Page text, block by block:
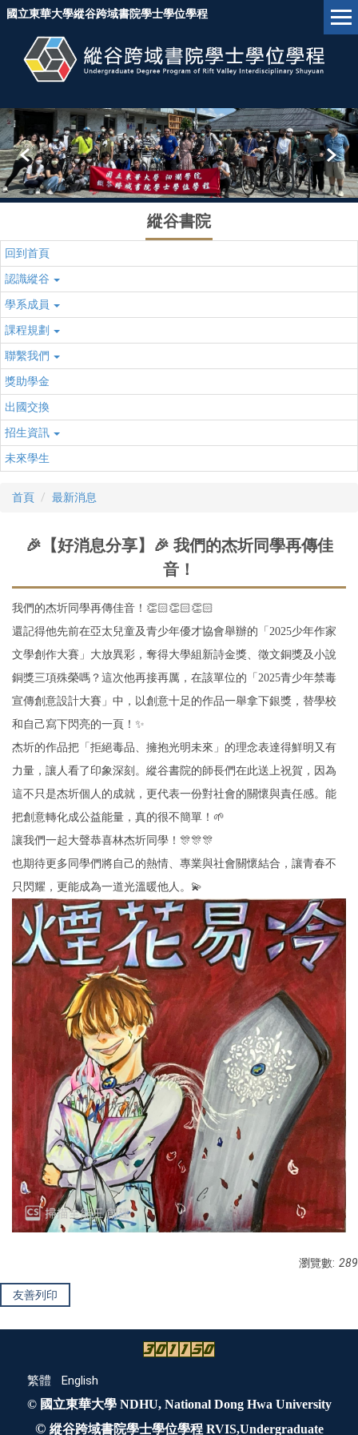
跳
區
塊
國立東華大學縱谷跨域書院學士學位學程
縱谷書院
回到首頁
認識縱谷
學系成員
課程規劃
聯繫我們
獎助學金
出國交換
招生資訊
未來學生
首頁 最新消息
🎉【好消息分享】🎉 我們的杰圻同學再傳佳
音！
我們的杰圻同學再傳佳音！👏🏻👏🏻👏🏻
還記得他先前在亞太兒童及青少年優才協會舉辦的「2025少年作家
文學創作大賽」大放異彩，奪得大學組新詩金獎、徵文銅獎及小說
銅獎三項殊榮嗎？這次他再接再厲，在該單位的「2025青少年禁毒
宣傳創意設計大賽」中，以創意十足的作品一舉拿下銀獎，替學校
和自己寫下閃亮的一頁！✨
杰圻的作品把「拒絕毒品、擁抱光明未來」的理念表達得鮮明又有
力量，讓人看了印象深刻。縱谷書院的師長們在此送上祝賀，因為
這不只是杰圻個人的成就，更代表一份對社會的關懷與責任感。能
把創意轉化成公益能量，真的很不簡單！🌱
讓我們一起大聲恭喜林杰圻同學！🎊🎊🎊
也期待更多同學們將自己的熱情、專業與社會關懷結合，讓青春不
只閃耀，更能成為一道光溫暖他人。💫
瀏覽數: 289
友善列印
繁體 English
© 國立東華大學 NDHU, National Dong Hwa University
© 縱谷跨域書院學士學位學程 RVIS,Undergraduate